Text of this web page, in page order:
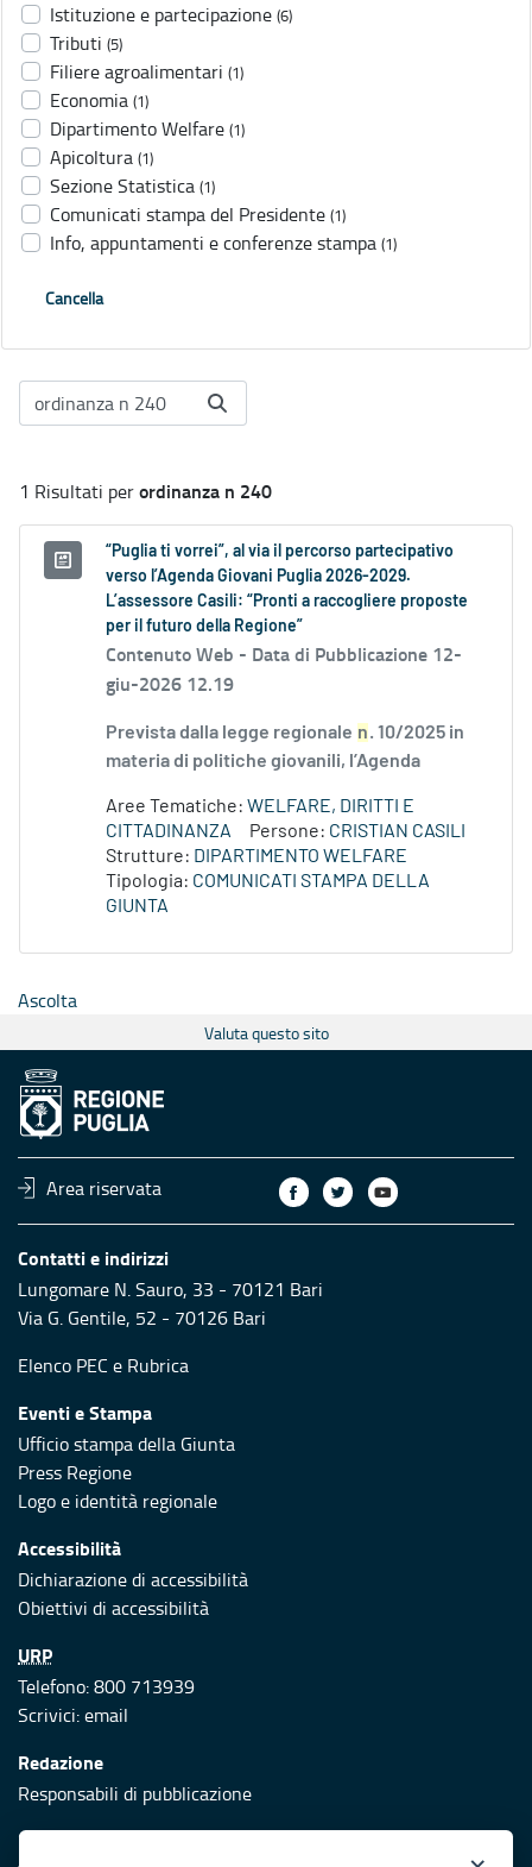
Istituzione e partecipazione (6)
Tributi (5)
Filiere agroalimentari (1)
Economia (1)
Dipartimento Welfare (1)
Apicoltura (1)
Sezione Statistica (1)
Comunicati stampa del Presidente (1)
Info, appuntamenti e conferenze stampa (1)
Cancella
1 Risultati perordinanza n 240
“Puglia ti vorrei”, al via il percorso partecipativo
verso l’Agenda Giovani Puglia 2026-2029.
L’assessore Casili: “Pronti a raccogliere proposte
per il futuro della Regione”
Contenuto Web - Data di Pubblicazione 12-
giu-2026 12.19
Prevista dalla legge regionale n. 10/2025 in
materia di politiche giovanili, l’Agenda
Aree Tematiche: WELFARE, DIRITTI E
CITTADINANZA
Persone: CRISTIAN CASILI
Strutture: DIPARTIMENTO WELFARE
Tipologia: COMUNICATI STAMPA DELLA
GIUNTA
Ascolta
Valuta questo sito
Area riservata
Contatti e indirizzi
Lungomare N. Sauro, 33 - 70121 Bari
Via G. Gentile, 52 - 70126 Bari
Elenco PEC e Rubrica
Eventi e Stampa
Ufficio stampa della Giunta
Press Regione
Logo e identità regionale
Accessibilità
Dichiarazione di accessibilità
Obiettivi di accessibilità
URP
Telefono: 800 713939
Scrivici:email
Redazione
Responsabili di pubblicazione
Protezione civile